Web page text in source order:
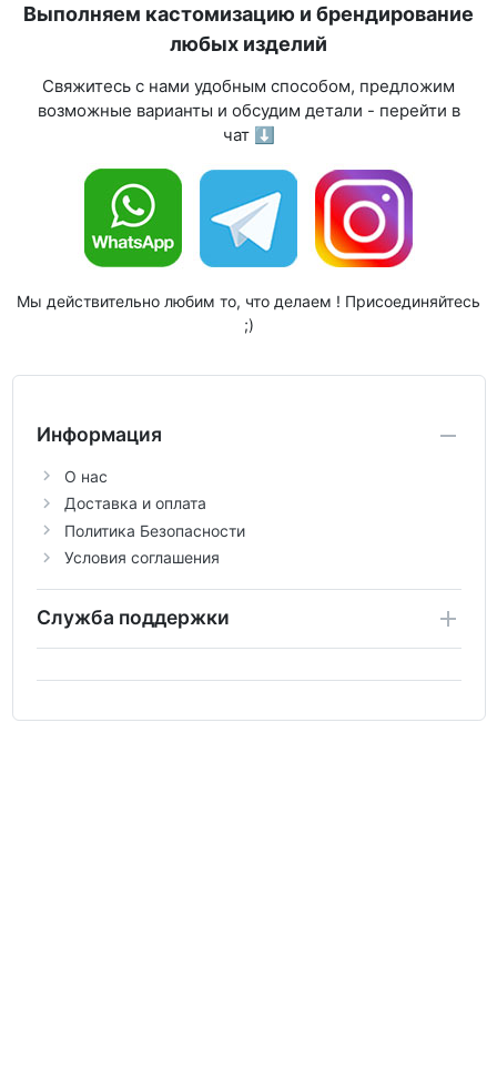
Выполняем кастомизацию и брендирование
любых изделий
Свяжитесь с нами удобным способом, предложим
возможные варианты и обсудим детали - перейти в
чат ⬇
Мы действительно любим то, что делаем ! Присоединяйтесь
;)
Информация
О нас
Доставка и оплата
Политика Безопасности
Условия соглашения
Служба поддержки